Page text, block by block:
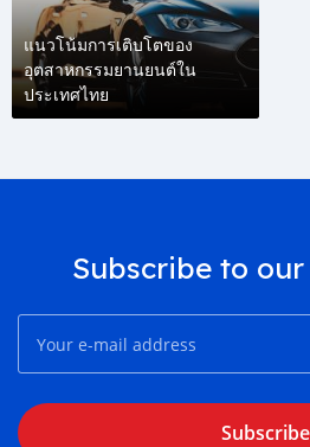
แนวโน้มการเติบโตของ
อุตสาหกรรมยานยนต์ใน
ประเทศไทย
Subscribe to
Subscribe